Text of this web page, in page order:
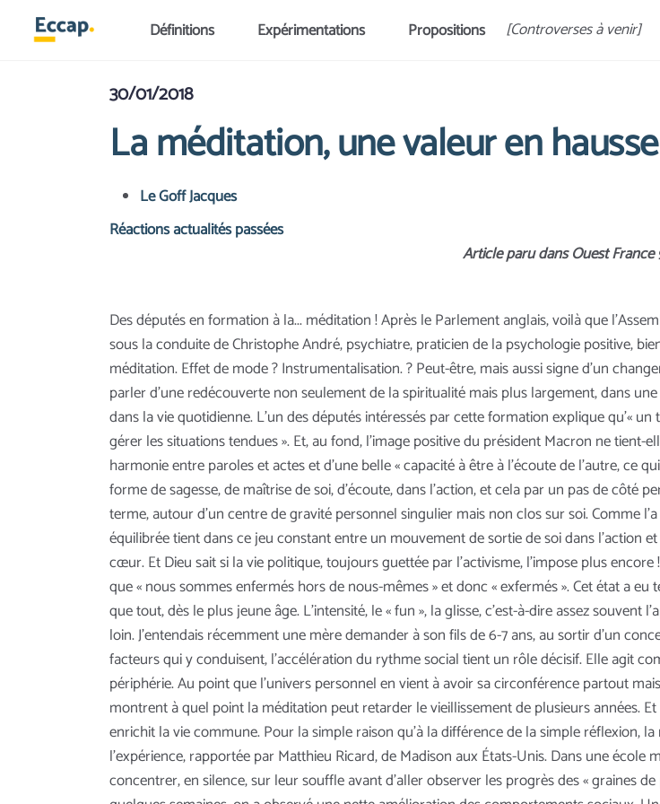
Aller au contenu principalDéfinitions Expérimentations Propositions [Controverses à venir]
30/01/2018
La méditation, une valeur en hausse
Le Goff Jacques
Réactions actualités passées
Article paru dans Ouest France
Des députés en formation à la... méditation ! Après le Parlement anglais, voilà que
sous la conduite de Christophe André, psychiatre, praticien de la psychologie positive,
méditation. Effet de mode ? Instrumentalisation. ? Peut-être, mais aussi signe d'un
parler d'une redécouverte non seulement de la spiritualité mais plus largement, dans
dans la vie quotidienne. L'un des députés intéressés par cette formation explique qu'«
gérer les situations tendues ». Et, au fond, l'image positive du président Macron ne
harmonie entre paroles et actes et d'une belle « capacité à être à l'écoute de l'autre, ce
forme de sagesse, de maîtrise de soi, d'écoute, dans l'action, et cela par un pas de côté
terme, autour d'un centre de gravité personnel singulier mais non clos sur soi. Comme
équilibrée tient dans ce jeu constant entre un mouvement de sortie de soi dans l'action
cœur. Et Dieu sait si la vie politique, toujours guettée par l'activisme, l'impose plus
que « nous sommes enfermés hors de nous-mêmes » et donc « exfermés ». Cet état a
que tout, dès le plus jeune âge. L’intensité, le « fun », la glisse, c'est-à-dire assez
loin. J'entendais récemment une mère demander à son fils de 6-7 ans, au sortir d'un
facteurs qui y conduisent, l'accélération du rythme social tient un rôle décisif. Elle agit
périphérie. Au point que l'univers personnel en vient à avoir sa circonférence partout
montrent à quel point la méditation peut retarder le vieillissement de plusieurs années.
enrichit la vie commune. Pour la simple raison qu'à la différence de la simple réflexion,
l'expérience, rapportée par Matthieu Ricard, de Madison aux États-Unis. Dans une école
concentrer, en silence, sur leur souffle avant d'aller observer les progrès des « graines